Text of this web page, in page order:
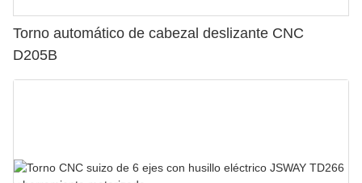
Torno automático de cabezal deslizante CNC
D205B